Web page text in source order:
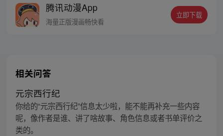
苍要我末流门派逆天，挡不住啊
腾讯动漫App
海量正版漫画畅快看
立即下载
相关问答
元宗西行纪
你给的“元宗西行纪”信息太少啦，能不能再补充一些内容
呢，像作者是谁、讲了啥故事、角色信息或者书单评价之
类的。